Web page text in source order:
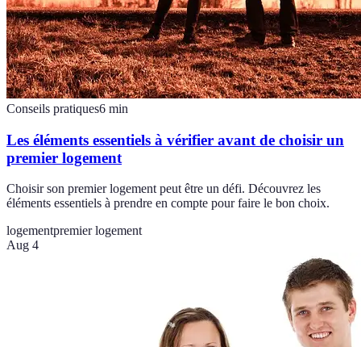
Conseils pratiques6 min
Les éléments essentiels à vérifier avant de choisir un
premier logement
Choisir son premier logement peut être un défi. Découvrez les
éléments essentiels à prendre en compte pour faire le bon choix.
logementpremier logement
Aug 4